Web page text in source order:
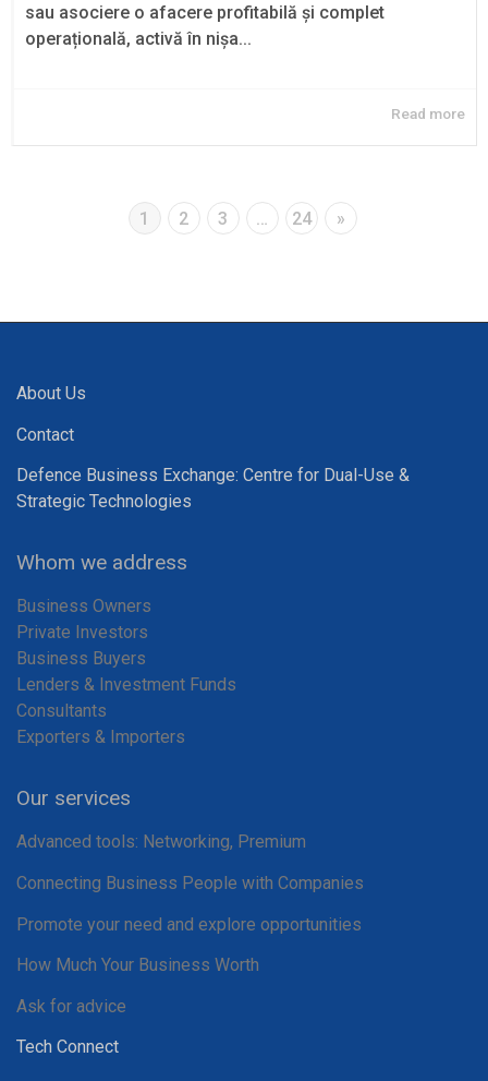
sau asociere o afacere profitabilă și complet
operațională, activă în nișa...
Read more
1 2 3 … 24 »
About Us
Contact
Defence Business Exchange: Centre for Dual-Use &
Strategic Technologies
Whom we address
Business Owners
Private Investors
Business Buyers
Lenders & Investment Funds
Consultants
Exporters & Importers
Our services
Advanced tools: Networking, Premium
Connecting Business People with Companies
Promote your need and explore opportunities
How Much Your Business Worth
Ask for advice
Tech Connect